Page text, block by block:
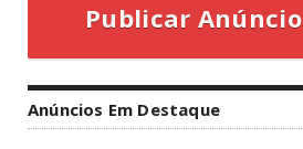
Publicar Anúncio
Anúncios Em Destaque